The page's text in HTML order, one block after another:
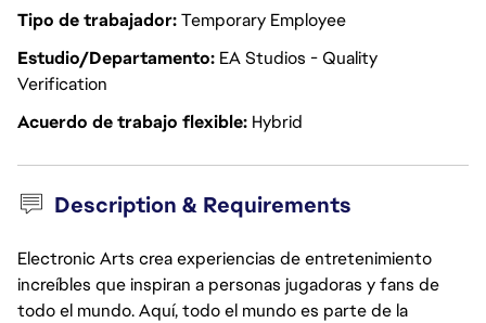
Tipo de trabajadorTemporary Employee
Estudio/Departamento EA Studios - Quality
Verification
Acuerdo de trabajo flexible Hybrid
Description & Requirements
Electronic Arts crea experiencias de entretenimiento
increíbles que inspiran a personas jugadoras y fans de
todo el mundo. Aquí, todo el mundo es parte de la